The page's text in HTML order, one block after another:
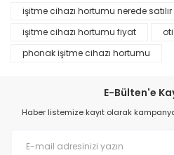
işitme cihazı hortumu nerede satılır
işitme cihazı hortumu fiyat
phonak işitme cihazı hortumu
E-Bülten'e
Haber listemize kayıt olarak